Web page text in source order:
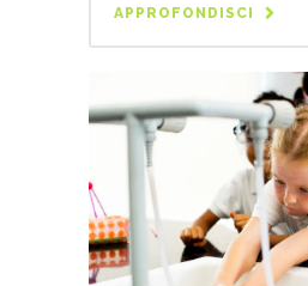
APPROFONDISCI